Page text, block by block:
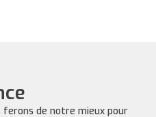
ferons de notre mieux pour